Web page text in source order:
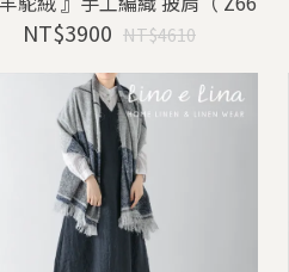
0 ）
NT$3900 NT$4610